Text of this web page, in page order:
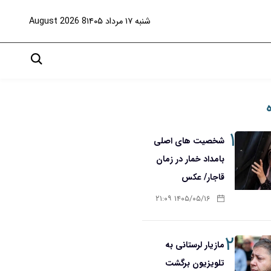
شنبه ۱۷ مرداد ۱۴۰۵ 8 August 2026
۱ شخصیت های اصلی
بامداد خمار در زمان
قاجار/ عکس
۱۴۰۵/۰۵/۱۶ ۲۱:۰۹
۲مازیار لرستانی به
تلویزیون برگشت